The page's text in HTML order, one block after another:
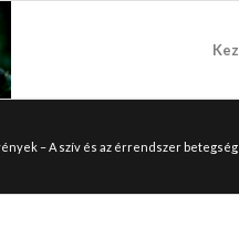
– A szív és az érrendszer